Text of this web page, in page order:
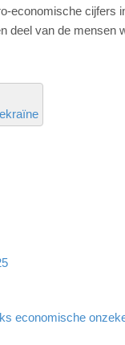
economische cijfers
deel van de mensen
economische